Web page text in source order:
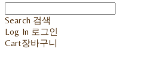
Search 검색
Log In 로그인
Cart장바구니